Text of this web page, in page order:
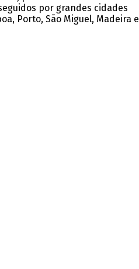
por grandes cidades
Porto, São Miguel, Madeira e